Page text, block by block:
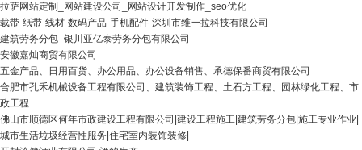
拉萨网站定制_网站建设公司_网站设计开发制作_seo优化
载带-纸带-线材-数码产品-手机配件-深圳市维一拉科技有限公司
建筑劳务分包_银川亚亿泰劳务分包有限公司
安徽嘉灿商贸有限公司
五金产品、日用百货、办公用品、办公设备销售、承德保番商贸有限公司
合肥市孔禾机械设备工程有限公司、建筑装饰工程、土石方工程、园林绿化工程、市
政工程
佛山市顺德区何年市政建设工程有限公司|建设工程施工|建筑劳务分包|施工专业作业|
城市生活垃圾经营性服务|住宅室内装饰装修|